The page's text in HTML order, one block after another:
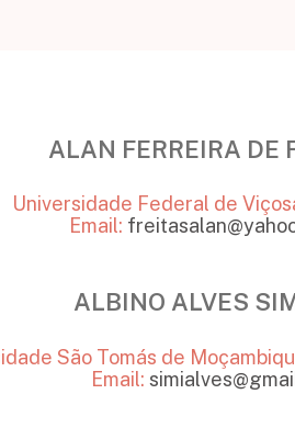
ALAN FERREIRA DE
Universidade Federal de
Email:
ALBINO ALVES
São Tomás de
Email: